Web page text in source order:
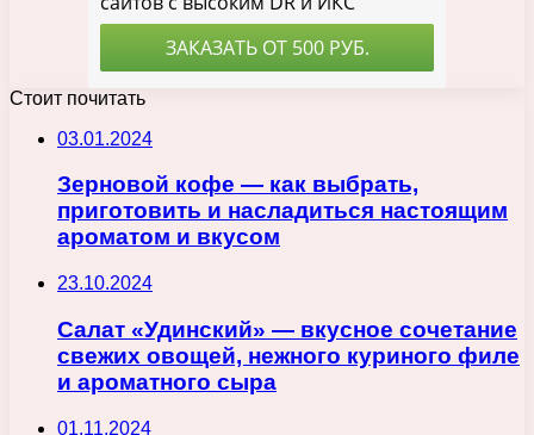
Стоит почитать
03.01.2024
Зерновой кофе — как выбрать,
приготовить и насладиться настоящим
ароматом и вкусом
23.10.2024
Салат «Удинский» — вкусное сочетание
свежих овощей, нежного куриного филе
и ароматного сыра
01.11.2024